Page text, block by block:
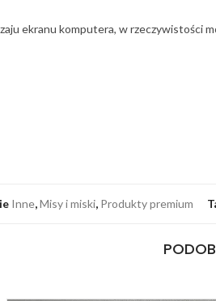
ekranu komputera, w rzeczywistości
Inne,Misy i miski, Produkty premium